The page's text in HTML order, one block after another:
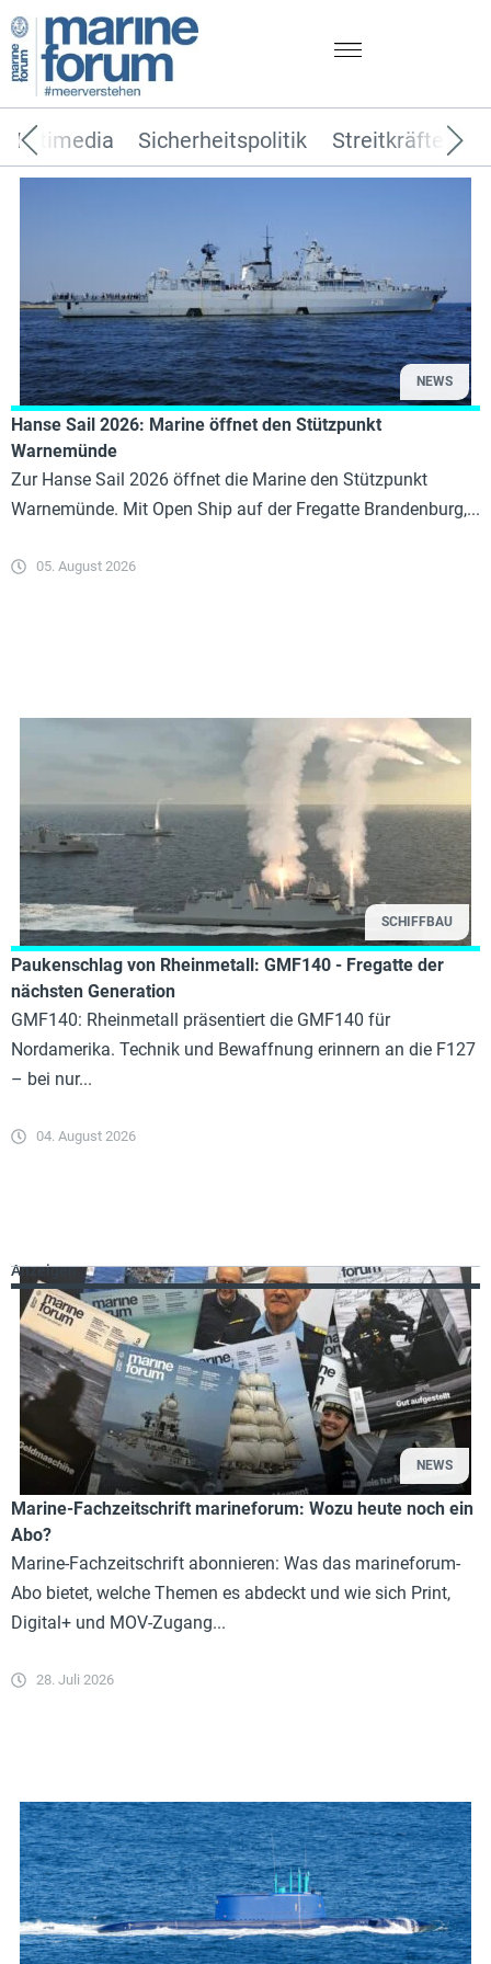
Sicherheitspolitik Streitkräfte
Multimedia
NEWS
Hanse Sail 2026: Marine öffnet den Stützpunkt
Warnemünde
Zur Hanse Sail 2026 öffnet die Marine den Stützpunkt
Warnemünde. Mit Open Ship auf der Fregatte Brandenburg,...
05. August 2026
SCHIFFBAU
Paukenschlag von Rheinmetall: GMF140 - Fregatte der
nächsten Generation
GMF140: Rheinmetall präsentiert die GMF140 für
Nordamerika. Technik und Bewaffnung erinnern an die F127
– bei nur...
04. August 2026
NEWS
Marine-Fachzeitschrift marineforum: Wozu heute noch ein
Abo?
Marine-Fachzeitschrift abonnieren: Was das marineforum-
Abo bietet, welche Themen es abdeckt und wie sich Print,
Digital+ und MOV-Zugang...
28. Juli 2026
Anzeigen